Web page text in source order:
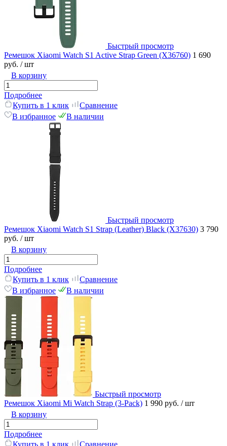
Быстрый просмотр
Ремешок Xiaomi Watch S1 Active Strap Green (X36760) 1 690
руб. / шт
В корзину
Подробнее
Купить в 1 клик
Сравнение
В избранное
В наличии
Быстрый просмотр
Ремешок Xiaomi Watch S1 Strap (Leather) Black (X37630) 3 790
руб. / шт
В корзину
Подробнее
Купить в 1 клик
Сравнение
В избранное
В наличии
Быстрый просмотр
Ремешок Xiaomi Mi Watch Strap (3-Pack) 1 990 руб. / шт
В корзину
Подробнее